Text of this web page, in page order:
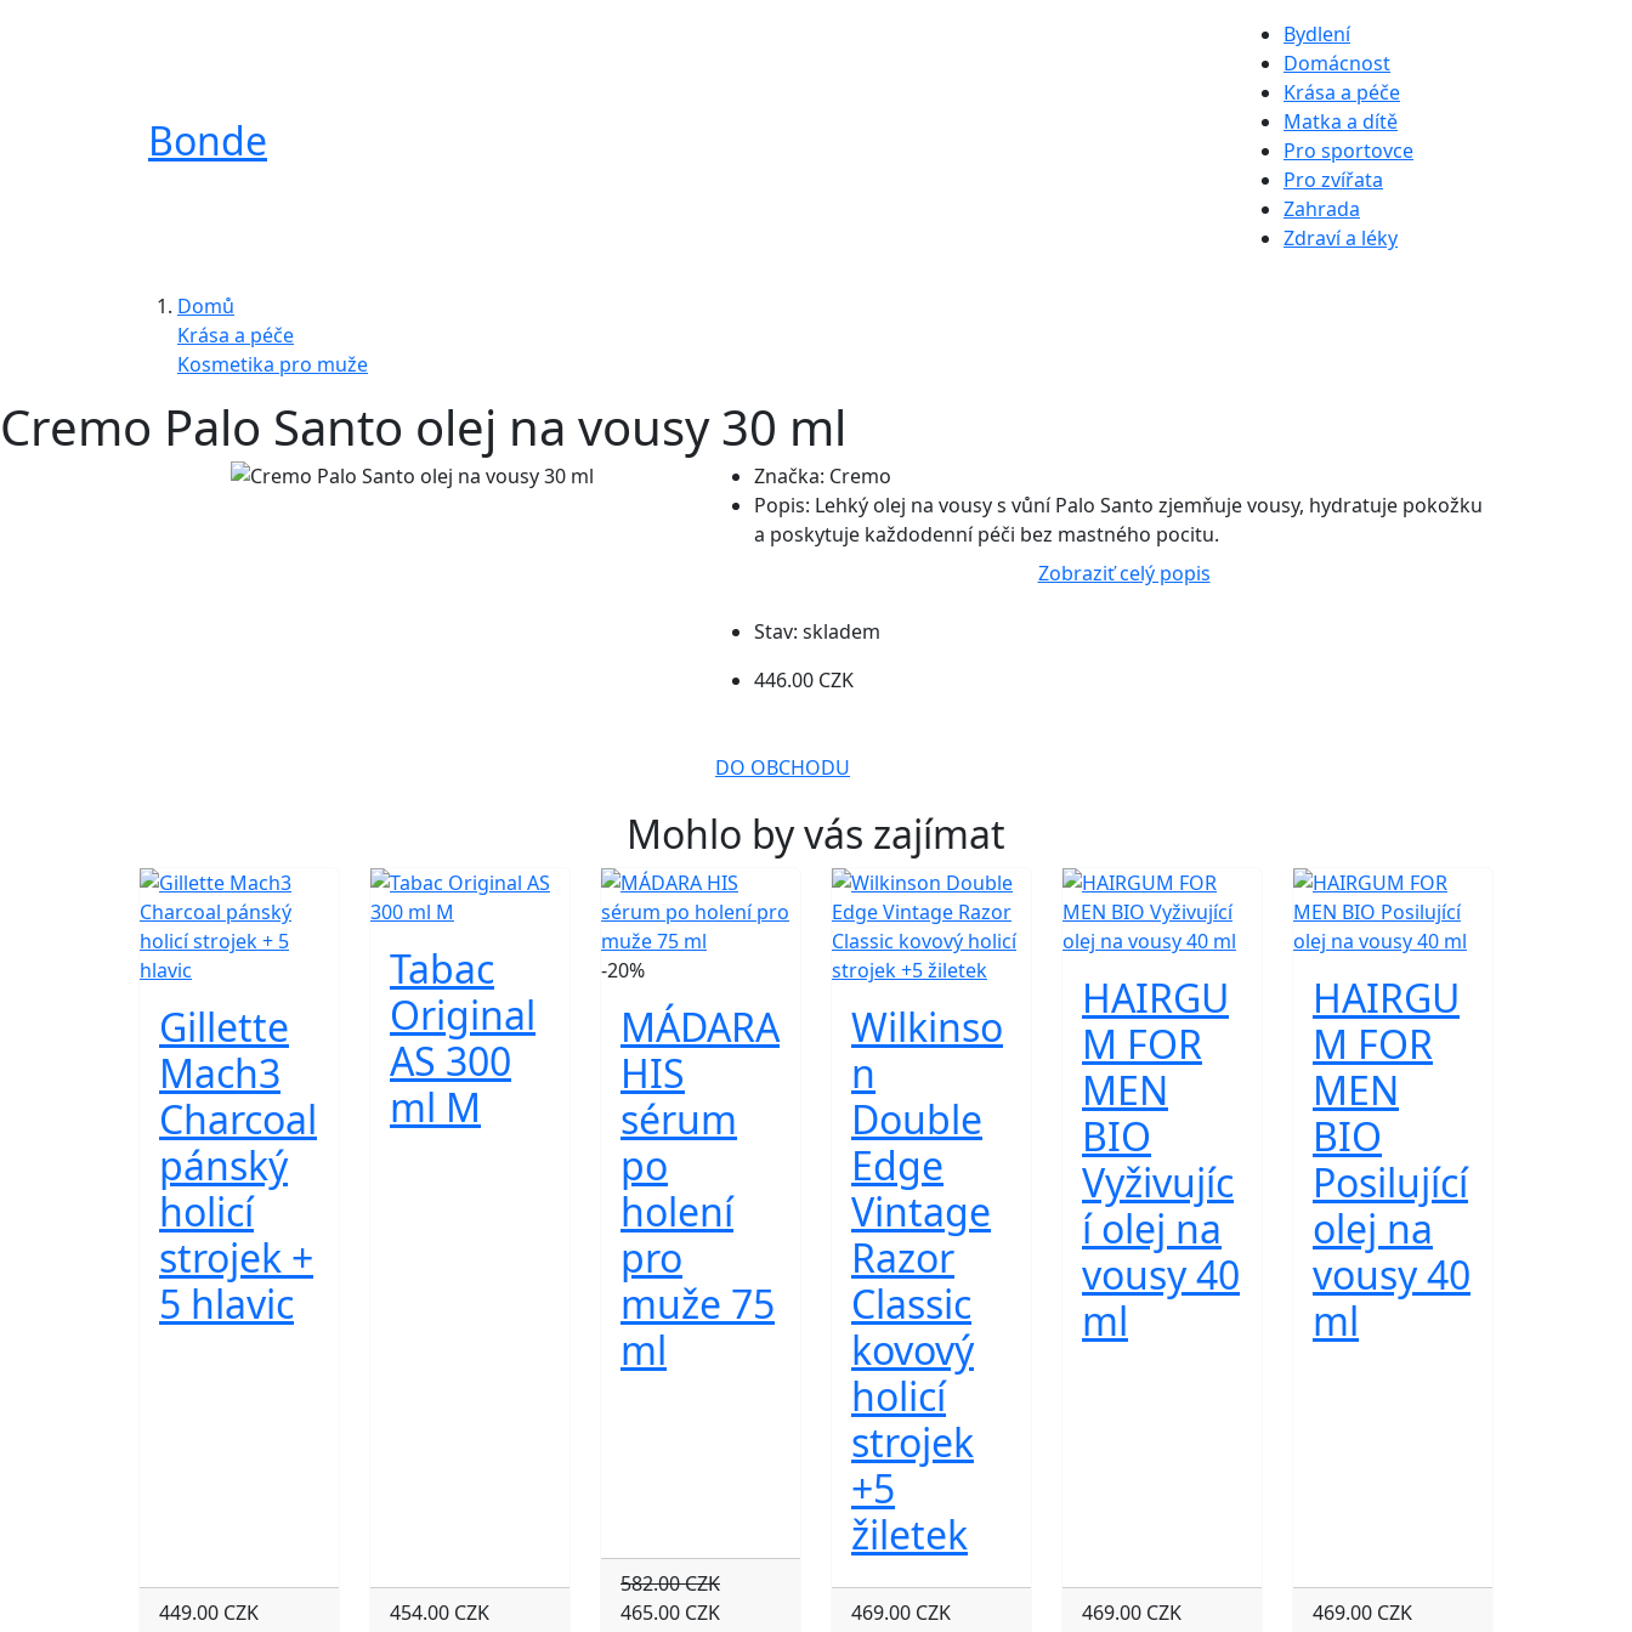
Bonde
Bydlení
Domácnost
Krása a péče
Matka a dítě
Pro sportovce
Pro zvířata
Zahrada
Zdraví a léky
Domů
Krása a péče
Kosmetika pro muže
Cremo Palo Santo olej na vousy 30 ml
Značka: Cremo
Popis: Lehký olej na vousy s vůní Palo Santo zjemňuje vousy, hydratuje pokožku
a poskytuje každodenní péči bez mastného pocitu.
Zobraziť celý popis
Stav: skladem
446.00 CZK
DO OBCHODU
Mohlo by vás zajímat
Gillette
Mach3
Charcoal
pánský
holicí
strojek +
5 hlavic
449.00 CZK
Tabac
Original
AS 300
ml M
454.00 CZK
-20%
MÁDARA
HIS
sérum
po
holení
pro
muže 75
ml
582.00 CZK
465.00 CZK
Wilkinso
n
Double
Edge
Vintage
Razor
Classic
kovový
holicí
strojek
+5
žiletek
469.00 CZK
HAIRGU
M FOR
MEN
BIO
Vyživujíc
í olej na
vousy 40
ml
469.00 CZK
HAIRGU
M FOR
MEN
BIO
Posilující
olej na
vousy 40
ml
469.00 CZK